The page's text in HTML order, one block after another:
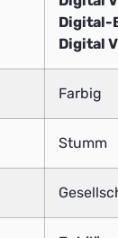
Digital-
Digital
Farbig
Stumm